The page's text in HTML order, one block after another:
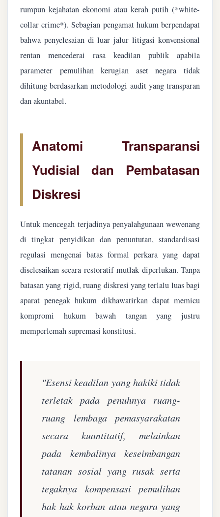
rumpun kejahatan ekonomi atau kerah putih (*white-
collar crime*). Sebagian pengamat hukum berpendapat
bahwa penyelesaian di luar jalur litigasi konvensional
rentan mencederai rasa keadilan publik apabila
parameter pemulihan kerugian aset negara tidak
dihitung berdasarkan metodologi audit yang transparan
dan akuntabel.
Anatomi Transparansi
Yudisial dan Pembatasan
Diskresi
Untuk mencegah terjadinya penyalahgunaan wewenang
di tingkat penyidikan dan penuntutan, standardisasi
regulasi mengenai batas formal perkara yang dapat
diselesaikan secara restoratif mutlak diperlukan. Tanpa
batasan yang rigid, ruang diskresi yang terlalu luas bagi
aparat penegak hukum dikhawatirkan dapat memicu
kompromi hukum bawah tangan yang justru
memperlemah supremasi konstitusi.
"Esensi keadilan yang hakiki tidak
terletak pada penuhnya ruang-
ruang lembaga pemasyarakatan
secara kuantitatif, melainkan
pada kembalinya keseimbangan
tatanan sosial yang rusak serta
tegaknya kompensasi pemulihan
hak hak korban atau negara yang